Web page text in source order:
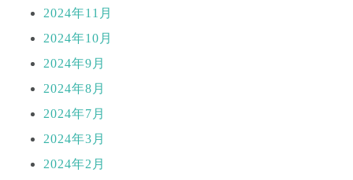
2024年11月
2024年10月
2024年9月
2024年8月
2024年7月
2024年3月
2024年2月